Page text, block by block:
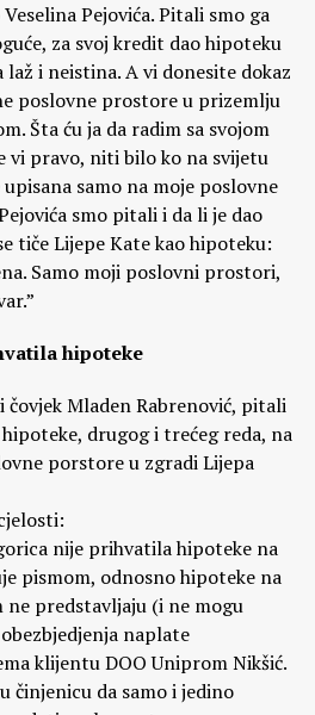
Pejovića. Pitali smo ga
za svoj kredit dao hipoteku
laž i neistina. A vi donesite dokaz
poslovne prostore u prizemlju
Šta ću ja da radim sa svojom
pravo, niti bilo ko na svijetu
samo na moje poslovne
smo pitali i da li je dao
tiče Lijepe Kate kao hipoteku:
Samo moji poslovni prostori,
hipoteke
čovjek Mladen Rabrenović, pitali
drugog i trećeg reda, na
porstore u zgradi Lijepa
nije prihvatila hipoteke na
pismom, odnosno hipoteke na
ne predstavljaju (i ne mogu
naplate
klijentu DOO Uniprom Nikšić.
činjenicu da samo i jedino